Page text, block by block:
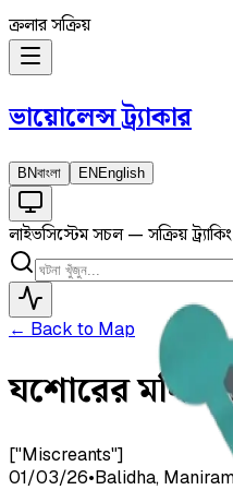
ক্রলার সক্রিয়
ভায়োলেন্সট্র্যাকার
BNবাংলা EN English
লাইভসিস্টেম সচল — সক্রিয় ট্র্যাকিং
← Back to Map
যশোরের
["Miscreants"]
01/03/26•Balidha,